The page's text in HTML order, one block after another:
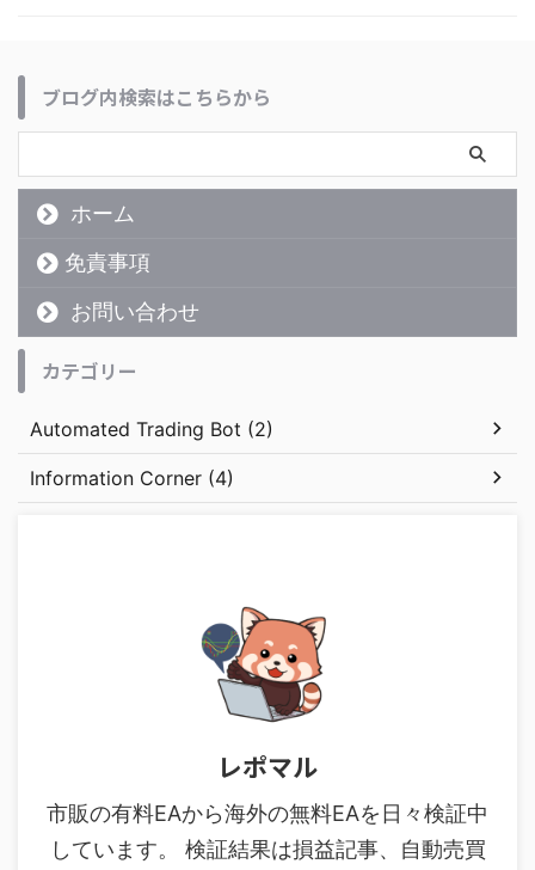
ブログ内検索はこちらから
ホーム
免責事項
お問い合わせ
カテゴリー
Automated Trading Bot (2)
Information Corner (4)
レポマル
市販の有料EAから海外の無料EAを日々検証中
しています。 検証結果は損益記事、自動売買